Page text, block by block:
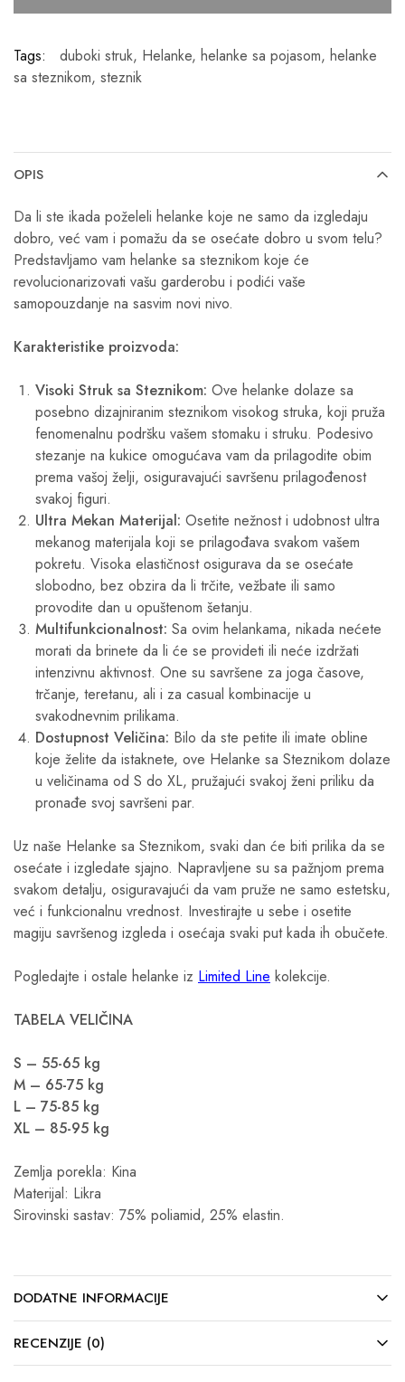
Tags: duboki struk, Helanke, helanke sa pojasom, helanke
sa steznikom, steznik
OPIS
Da li ste ikada poželeli helanke koje ne samo da izgledaju
dobro, već vam i pomažu da se osećate dobro u svom telu?
Predstavljamo vam helanke sa steznikom koje će
revolucionarizovati vašu garderobu i podići vaše
samopouzdanje na sasvim novi nivo.
Karakteristike proizvoda:
Visoki Struk sa Steznikom: Ove helanke dolaze sa
posebno dizajniranim steznikom visokog struka, koji pruža
fenomenalnu podršku vašem stomaku i struku. Podesivo
stezanje na kukice omogućava vam da prilagodite obim
prema vašoj želji, osiguravajući savršenu prilagođenost
svakoj figuri.
Ultra Mekan Materijal: Osetite nežnost i udobnost ultra
mekanog materijala koji se prilagođava svakom vašem
pokretu. Visoka elastičnost osigurava da se osećate
slobodno, bez obzira da li trčite, vežbate ili samo
provodite dan u opuštenom šetanju.
Multifunkcionalnost: Sa ovim helankama, nikada nećete
morati da brinete da li će se provideti ili neće izdržati
intenzivnu aktivnost. One su savršene za joga časove,
trčanje, teretanu, ali i za casual kombinacije u
svakodnevnim prilikama.
Dostupnost Veličina: Bilo da ste petite ili imate obline
koje želite da istaknete, ove Helanke sa Steznikom dolaze
u veličinama od S do XL, pružajući svakoj ženi priliku da
pronađe svoj savršeni par.
Uz naše Helanke sa Steznikom, svaki dan će biti prilika da se
osećate i izgledate sjajno. Napravljene su sa pažnjom prema
svakom detalju, osiguravajući da vam pruže ne samo estetsku,
već i funkcionalnu vrednost. Investirajte u sebe i osetite
magiju savršenog izgleda i osećaja svaki put kada ih obučete.
Pogledajte i ostale helanke iz Limited Line kolekcije.
TABELA VELIČINA
S – 55-65 kg
M – 65-75 kg
L – 75-85 kg
XL – 85-95 kg
Zemlja porekla: Kina
Materijal: Likra
Sirovinski sastav: 75% poliamid, 25% elastin.
DODATNE INFORMACIJE
RECENZIJE (0)